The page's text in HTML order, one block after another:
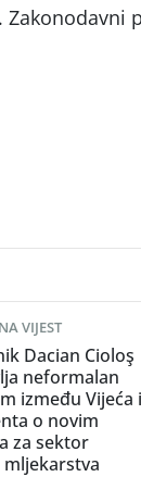
VIJEST
Dacian Cioloş
neformalan
između Vijeća i
o novim
za sektor
mljekarstva